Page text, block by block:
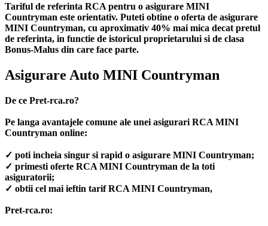
Tariful de referinta RCA pentru o asigurare MINI
Countryman este orientativ. Puteti obtine o oferta de asigurare
MINI Countryman, cu aproximativ 40% mai mica decat pretul
de referinta, in functie de istoricul proprietarului si de clasa
Bonus-Malus din care face parte.
Asigurare Auto MINI Countryman
De ce Pret-rca.ro?
Pe langa avantajele comune ale unei asigurari RCA MINI
Countryman online:
✓ poti incheia singur si rapid o asigurare MINI Countryman;
✓ primesti oferte RCA MINI Countryman de la toti
asiguratorii;
✓ obtii cel mai ieftin tarif RCA MINI Countryman,
Pret-rca.ro: